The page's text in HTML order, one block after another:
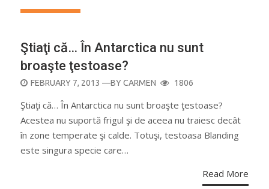
Ştiaţi că… În Antarctica nu sunt
broaşte ţestoase?
POSTED
FEBRUARY 7, 2013 —BYCARMEN 1806
Ştiaţi că… În Antarctica nu sunt broaşte ţestoase?
Acestea nu suportă frigul şi de aceea nu traiesc decât
în zone temperate şi calde. Totuşi, testoasa Blanding
este singura specie care…
Read More